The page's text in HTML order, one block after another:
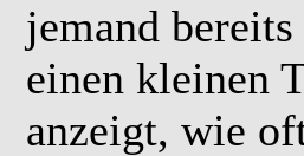
jemand
einen kleinen
anzeigt, wie